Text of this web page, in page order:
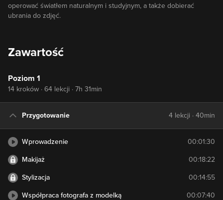
operować światłem naturalnym i studyjnym, a także dobierać
ubrania do zdjęć.
Zawartość
Poziom 1
14 kroków · 64 lekcji · 7h 31min
Przygotowanie 4 lekcji · 40min
Wprowadzenie 00:01:30
Makijaż 00:18:22
Stylizacja 00:14:55
Współpraca fotografa z modelką 00:07:40